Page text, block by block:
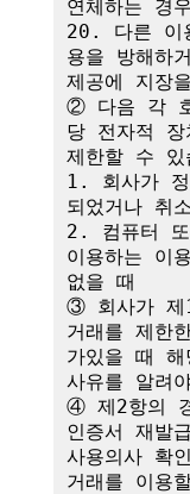
연체하는 경우
20. 다른 이
용을 방해하
제공에 지장
② 다음 각
당 전자적 장
제한할 수 있
1. 회사가 정
되었거나 취
2. 컴퓨터 또
이용하는 이
없을 때
③ 회사가 제
거래를 제한
가있을 때
사유를 알려
④ 제2항의
인증서 재발
사용의사 확
거래를 이용